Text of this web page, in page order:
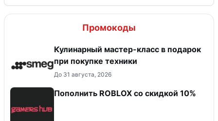
Промокоды
Кулинарный мастер-класс в подарок
при покупке техники
До 31 августа, 2026
Пополнить ROBLOX со скидкой 10%